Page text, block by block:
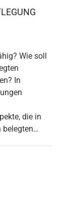
Wie soll
In
die in
belegten…